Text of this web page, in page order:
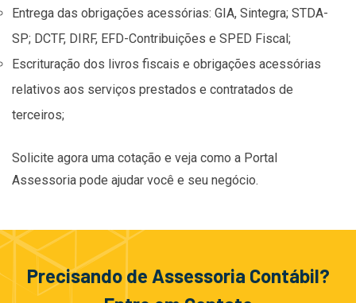
Entrega das obrigações acessórias: GIA, Sintegra; STDA-
SP; DCTF, DIRF, EFD-Contribuições e SPED Fiscal;
Escrituração dos livros fiscais e obrigações acessórias
relativos aos serviços prestados e contratados de
terceiros;
Solicite agora uma cotação e veja como a Portal
Assessoria pode ajudar você e seu negócio.
Precisando de Assessoria Contábil?